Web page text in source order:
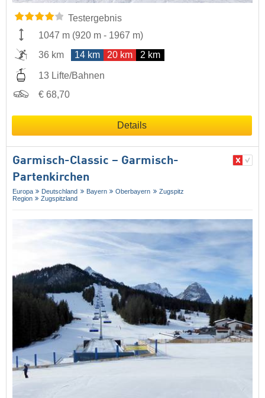
Testergebnis
1047 m (920 m - 1967 m)
36 km
14 km 20 km 2 km
13 Lifte/Bahnen
€ 68,70
Details
Garmisch-Classic – Garmisch-
Partenkirchen
Europa Deutschland Bayern Oberbayern
Zugspitz
Region
Zugspitzland